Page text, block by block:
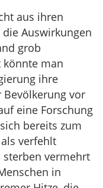
aus ihren
Auswirkungen
grob
man
ihre
Bevölkerung vor
eine Forschung
bereits zum
verfehlt
sterben vermehrt
in